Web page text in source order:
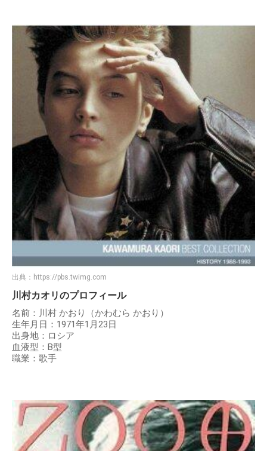
出典： https://pbs.twimg.com
川村カオリのプロフィール
名前：川村 かおり（かわむら かおり）
生年月日：1971年1月23日
出身地：ロシア
血液型：B型
職業：歌手